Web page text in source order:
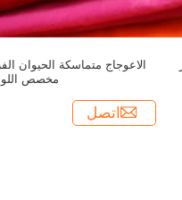
الاعوجاج متماسكة الحيوان
مخصص
اتصل